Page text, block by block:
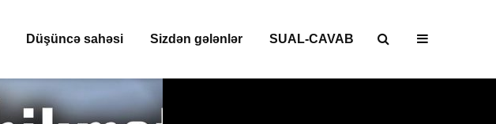
Düşüncə sahəsi Sizdən gələnlər SUAL-CAVAB